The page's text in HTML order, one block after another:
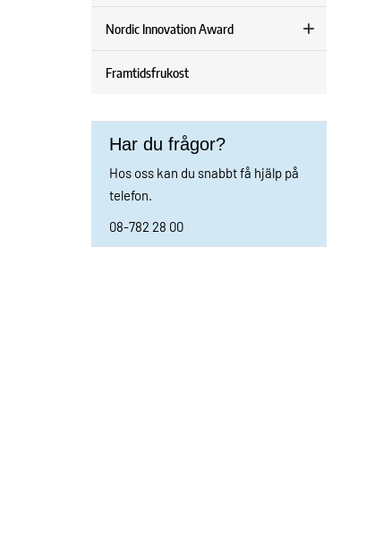
Nordic Innovation Award
Framtidsfrukost
Har du frågor?
Hos oss kan du snabbt få hjälp på
telefon.
08-782 28 00